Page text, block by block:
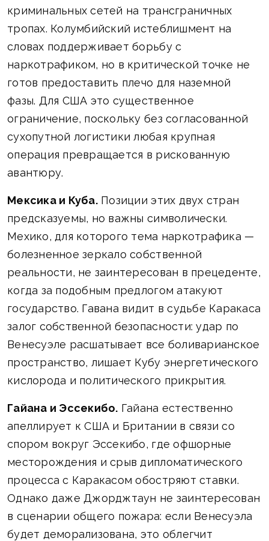
криминальных сетей на трансграничных
тропах. Колумбийский истеблишмент на
словах поддерживает борьбу с
наркотрафиком, но в критической точке не
готов предоставить плечо для наземной
фазы. Для США это существенное
ограничение, поскольку без согласованной
сухопутной логистики любая крупная
операция превращается в рискованную
авантюру.
Мексика и Куба.Позиции этих двух стран
предсказуемы, но важны символически.
Мехико, для которого тема наркотрафика —
болезненное зеркало собственной
реальности, не заинтересован в прецеденте,
когда за подобным предлогом атакуют
государство. Гавана видит в судьбе Каракаса
залог собственной безопасности: удар по
Венесуэле расшатывает все боливарианское
пространство, лишает Кубу энергетического
кислорода и политического прикрытия.
Гайана и Эссекибо. Гайана естественно
апеллирует к США и Британии в связи со
спором вокруг Эссекибо, где офшорные
месторождения и срыв дипломатического
процесса с Каракасом обостряют ставки.
Однако даже Джорджтаун не заинтересован
в сценарии общего пожара: если Венесуэла
будет деморализована, это облегчит